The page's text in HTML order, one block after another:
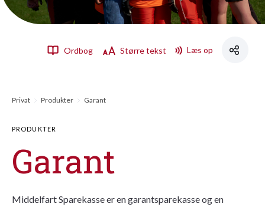
Ordbog Større tekst Læs op
Privat Produkter Garant
PRODUKTER
Garant
Middelfart Sparekasse er en garantsparekasse og en